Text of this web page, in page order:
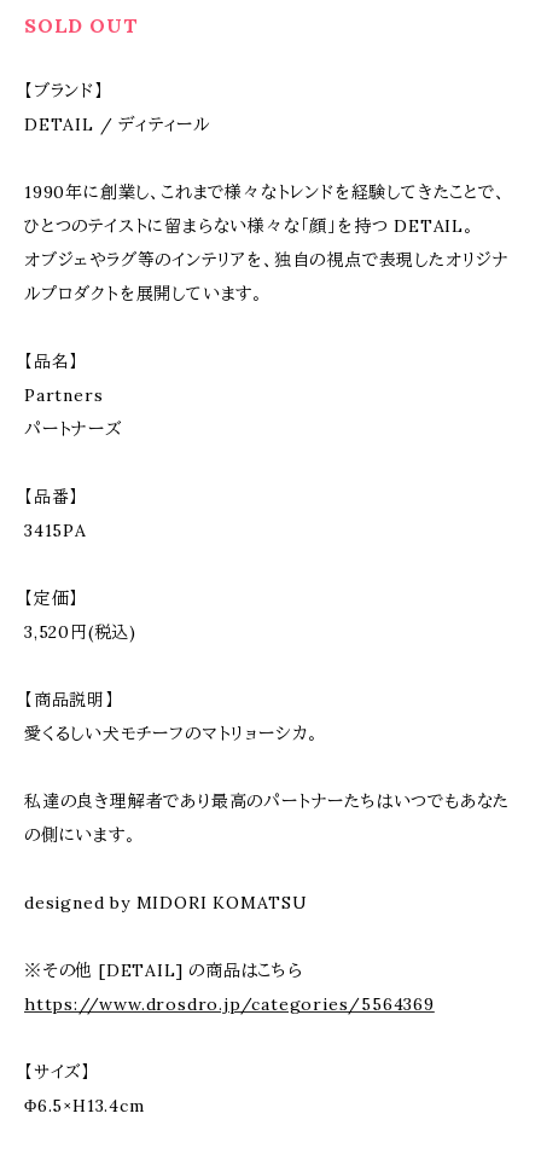
SOLD OUT
【ブランド】
DETAIL / ディティール
1990年に創業し、これまで様々なトレンドを経験してきたことで、
ひとつのテイストに留まらない様々な「顔」を持つ DETAIL。
オブジェやラグ等のインテリアを、独自の視点で表現したオリジナ
ルプロダクトを展開しています。
【品名】
Partners
パートナーズ
【品番】
3415PA
【定価】
3,520円(税込)
【商品説明】
愛くるしい犬モチーフのマトリョーシカ。
私達の良き理解者であり最高のパートナーたちはいつでもあなた
の側にいます。
designed by MIDORI KOMATSU
※その他 [DETAIL] の商品はこちら
https://www.drosdro.jp/categories/5564369
【サイズ】
Φ6.5×H13.4cm